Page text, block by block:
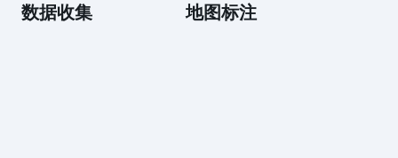
数据收集 地图标注